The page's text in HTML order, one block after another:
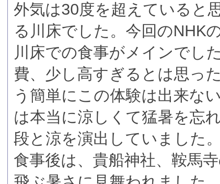
外気は30度を超えていると
る川床でした。今回のNHK
川床での食事がメインでし
費、少し高すぎるとは思っ
う簡単にこの体験は出来な
は本当に涼しくて猛暑を忘
段と涼を演出していました
食事後は、貴船神社、鞍馬